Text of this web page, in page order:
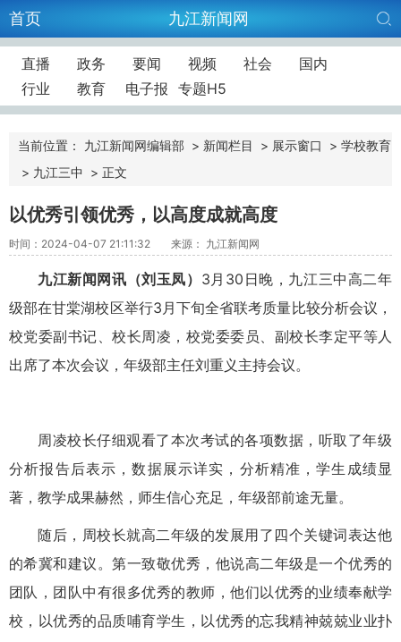
首页 九江新闻网
直播 政务 要闻 视频 社会
国内
行业
教育 电子报 专题H5
当前位置： 九江新闻网编辑部 > 新闻栏目 > 展示窗口 > 学校教育
> 九江三中 > 正文
以优秀引领优秀，以高度成就高度
时间：2024-04-07 21:11:32 来源： 九江新闻网
九江新闻网讯（刘玉凤） 3 月 30 日晚，九江三中高二年
级部在甘棠湖校区举行3 月下旬全省联考质量比较分析会议，
校党委副书记、校长周凌，校党委委员、副校长李定平等人
出席了本次会议，年级部主任刘重义主持会议。
周凌校长仔细观看了本次考试的各项数据，听取了年级
分析报告后表示，数据展示详实，分析精准，学生成绩显
著，教学成果赫然，师生信心充足，年级部前途无量。
随后，周校长就高二年级的发展用了四个关键词表达他
的希冀和建议。第一致敬优秀，他说高二年级是一个优秀的
团队，团队中有很多优秀的教师，他们以优秀的业绩奉献学
校，以优秀的品质哺育学生，以优秀的忘我精神兢兢业业扑